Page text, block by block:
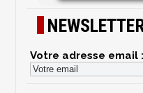
Votre adresse email :